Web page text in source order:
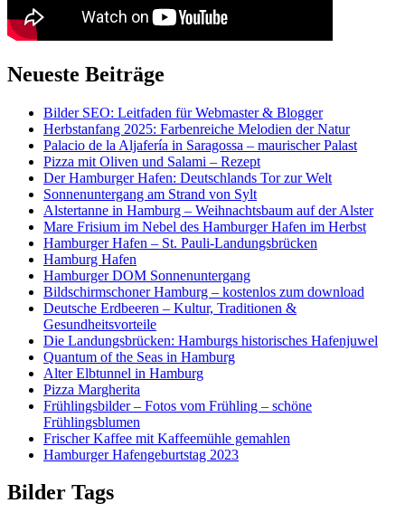
Neueste Beiträge
Bilder SEO: Leitfaden für Webmaster & Blogger
Herbstanfang 2025: Farbenreiche Melodien der Natur
Palacio de la Aljafería in Saragossa – maurischer Palast
Pizza mit Oliven und Salami – Rezept
Der Hamburger Hafen: Deutschlands Tor zur Welt
Sonnenuntergang am Strand von Sylt
Alstertanne in Hamburg – Weihnachtsbaum auf der Alster
Mare Frisium im Nebel des Hamburger Hafen im Herbst
Hamburger Hafen – St. Pauli-Landungsbrücken
Hamburg Hafen
Hamburger DOM Sonnenuntergang
Bildschirmschoner Hamburg – kostenlos zum download
Deutsche Erdbeeren – Kultur, Traditionen &
Gesundheitsvorteile
Die Landungsbrücken: Hamburgs historisches Hafenjuwel
Quantum of the Seas in Hamburg
Alter Elbtunnel in Hamburg
Pizza Margherita
Frühlingsbilder – Fotos vom Frühling – schöne
Frühlingsblumen
Frischer Kaffee mit Kaffeemühle gemahlen
Hamburger Hafengeburtstag 2023
Bilder Tags